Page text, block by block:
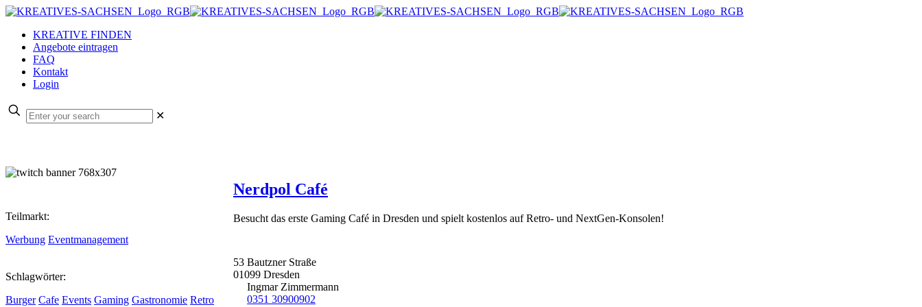
KREATIVE FINDEN
Angebote eintragen
FAQ
Kontakt
Login
✕
Teilmarkt:
Werbung Eventmanagement
Schlagwörter:
Burger Cafe Events Gaming Gastronomie Retro
Nerdpol Café
Besucht das erste Gaming Café in Dresden und spielt kostenlos auf Retro- und NextGen-Konsolen!
53 Bautzner Straße
01099 Dresden
Ingmar Zimmermann
0351 30900902